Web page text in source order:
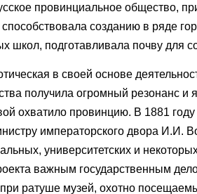
провинциальное общество,
созданию в ряде
школ, подготавливала почву для
в своей основе
получила огромный резонанс
охватило провинцию. В 1881
императорского двора И.И.
университетских и
важным государственным
при ратуше музей, охотно